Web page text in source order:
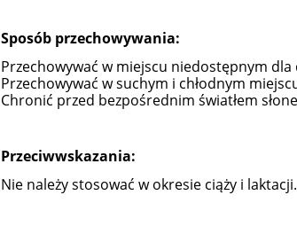
59,90 zł
Cena regularna:79,00 zł
do koszyka
Sposób przechowywania:
Przechowywać w miejscu niedostępnym dla
Przechowywać w suchym i chłodnym
Chronić przed bezpośrednim światłem
Przeciwwskazania:
Nie należy stosować w okresie ciąży i laktacji.